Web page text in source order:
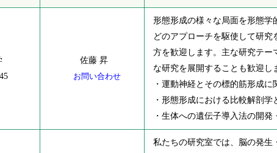
佐藤 昇
お問い合わせ
形態形成の様々な局面を形態学
どのアプローチを駆使して研
方を歓迎します。主な研究テー
な研究を展開することも歓迎し
・運動神経とその標的筋形成に
・形態形成における比較解剖学
・生体への遺伝子導入法の開発
私たちの研究室では、脳の発生